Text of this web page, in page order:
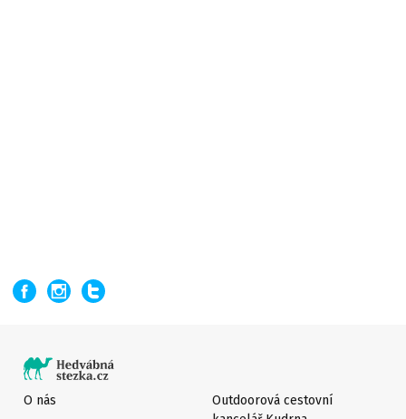
O nás
Outdoorová cestovní